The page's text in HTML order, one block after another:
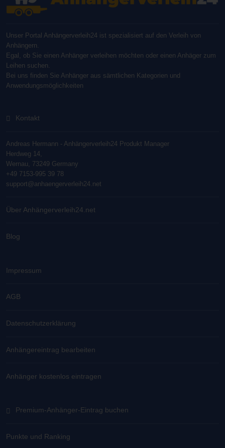
Unser Portal Anhängerverleih24 ist spezialisiert auf den Verleih von
Anhängern.
Egal, ob Sie einen Anhänger verleihen möchten oder einen Anhäger zum
Leihen suchen.
Bei uns finden Sie Anhänger aus sämtlichen Kategorien und
Anwendungsmöglichkeiten
Kontakt
Andreas Hermann - Anhängerverleih24 Produkt Manager
Herdweg 14,
Wernau, 73249 Germany
+49 7153-995 39 78
support@anhaengerverleih24.net
Über Anhängerverleih24.net
Blog
Impressum
AGB
Datenschutzerklärung
Anhängereintrag bearbeiten
Anhänger kostenlos eintragen
Premium-Anhänger-Eintrag buchen
Punkte und Ranking